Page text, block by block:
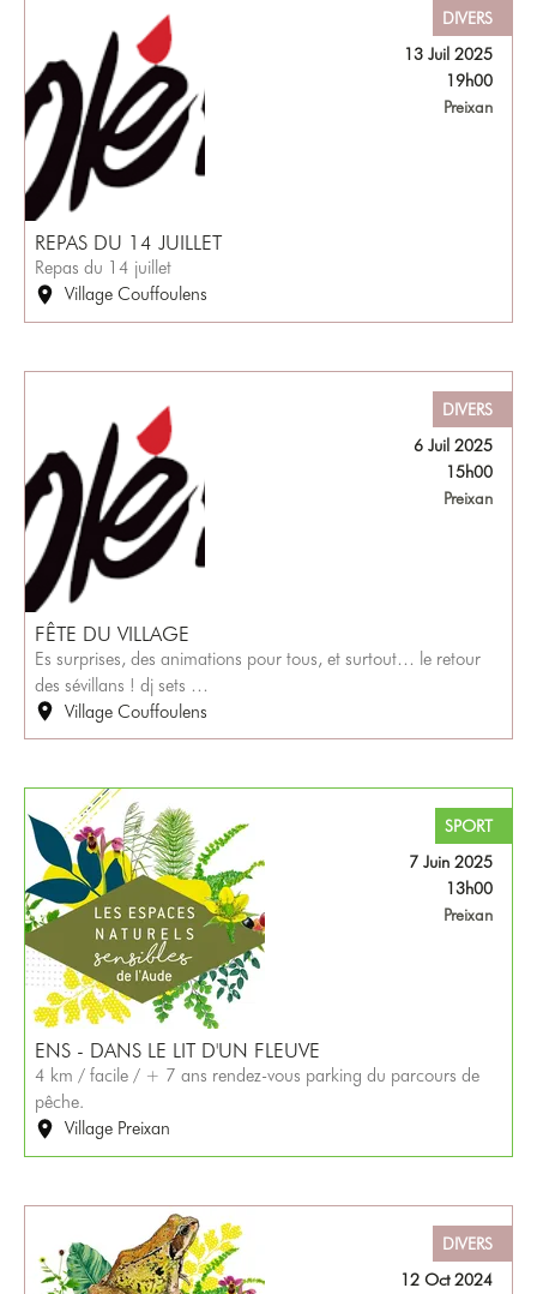
DIVERS
13 Juil 2025
19h00
Preixan
REPAS DU 14 JUILLET
Repas du 14 juillet
Village Couffoulens
DIVERS
6 Juil 2025
15h00
Preixan
FÊTE DU VILLAGE
Es surprises, des animations pour tous, et surtout… le retour
des sévillans ! dj sets …
Village Couffoulens
SPORT
7 Juin 2025
13h00
Preixan
ENS - DANS LE LIT D'UN FLEUVE
4 km / facile / + 7 ans rendez-vous parking du parcours de
pêche.
Village Preixan
DIVERS
12 Oct 2024